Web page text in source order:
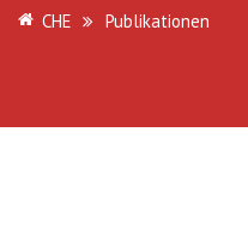
CHE Publikationen